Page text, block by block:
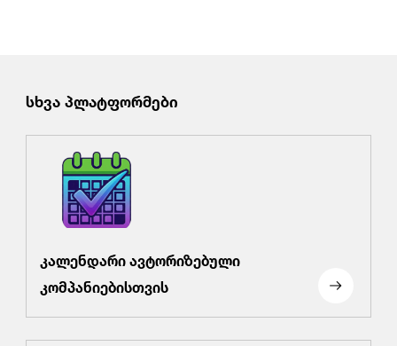
სხვა პლატფორმები
კალენდარი ავტორიზებული
კომპანიებისთვის